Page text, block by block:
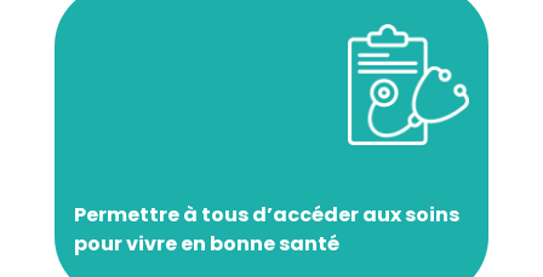
Permettre à tous d’accéder aux soins
pour vivre en bonne santé